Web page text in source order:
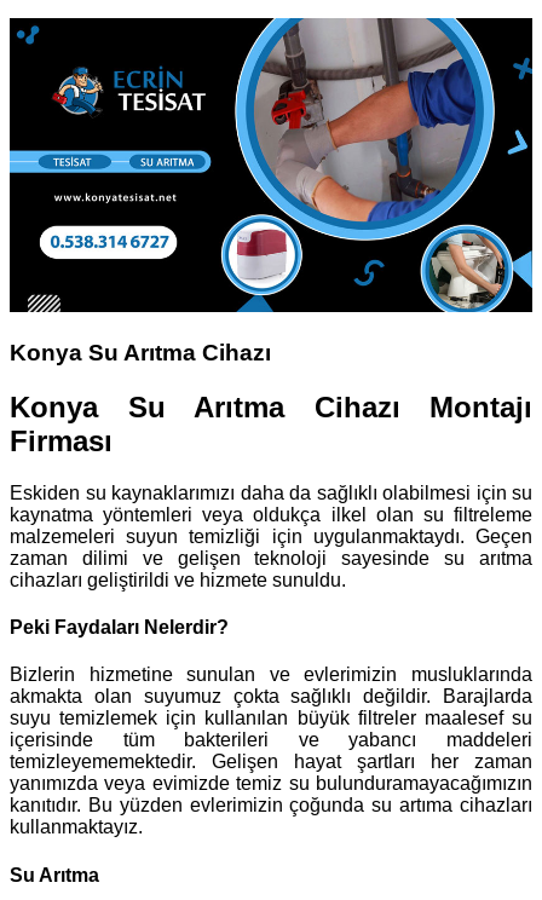
Konya Su Arıtma Cihazı
Konya Su Arıtma Cihazı Montajı
Firması
Eskiden su kaynaklarımızı daha da sağlıklı olabilmesi için su
kaynatma yöntemleri veya oldukça ilkel olan su filtreleme
malzemeleri suyun temizliği için uygulanmaktaydı. Geçen
zaman dilimi ve gelişen teknoloji sayesinde su arıtma
cihazları geliştirildi ve hizmete sunuldu.
Peki Faydaları Nelerdir?
Bizlerin hizmetine sunulan ve evlerimizin musluklarında
akmakta olan suyumuz çokta sağlıklı değildir. Barajlarda
suyu temizlemek için kullanılan büyük filtreler maalesef su
içerisinde tüm bakterileri ve yabancı maddeleri
temizleyememektedir. Gelişen hayat şartları her zaman
yanımızda veya evimizde temiz su bulunduramayacağımızın
kanıtıdır. Bu yüzden evlerimizin çoğunda su artıma cihazları
kullanmaktayız.
Su Arıtma